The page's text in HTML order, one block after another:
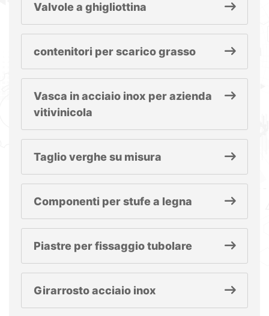
Valvole a ghigliottina
contenitori per scarico grasso
Vasca in acciaio inox per azienda
vitivinicola
Taglio verghe su misura
Componenti per stufe a legna
Piastre per fissaggio tubolare
Girarrosto acciaio inox